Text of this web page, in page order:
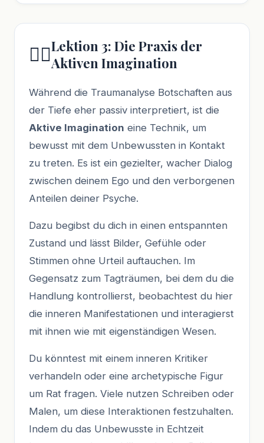
🧘‍♂️Lektion 3: Die Praxis der
Aktiven Imagination
Während die Traumanalyse Botschaften aus
der Tiefe eher passiv interpretiert, ist die
Aktive Imagination eine Technik, um
bewusst mit dem Unbewussten in Kontakt
zu treten. Es ist ein gezielter, wacher Dialog
zwischen deinem Ego und den verborgenen
Anteilen deiner Psyche.
Dazu begibst du dich in einen entspannten
Zustand und lässt Bilder, Gefühle oder
Stimmen ohne Urteil auftauchen. Im
Gegensatz zum Tagträumen, bei dem du die
Handlung kontrollierst, beobachtest du hier
die inneren Manifestationen und interagierst
mit ihnen wie mit eigenständigen Wesen.
Du könntest mit einem inneren Kritiker
verhandeln oder eine archetypische Figur
um Rat fragen. Viele nutzen Schreiben oder
Malen, um diese Interaktionen festzuhalten.
Indem du das Unbewusste in Echtzeit